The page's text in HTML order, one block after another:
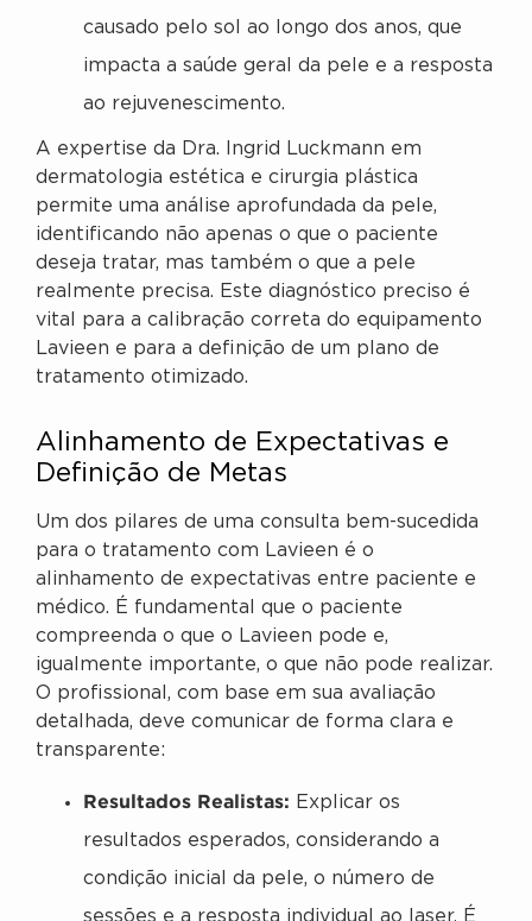
causado pelo sol ao longo dos anos, que
impacta a saúde geral da pele e a resposta
ao rejuvenescimento.
A expertise da Dra. Ingrid Luckmann em
dermatologia estética e cirurgia plástica
permite uma análise aprofundada da pele,
identificando não apenas o que o paciente
deseja tratar, mas também o que a pele
realmente precisa. Este diagnóstico preciso é
vital para a calibração correta do equipamento
Lavieen e para a definição de um plano de
tratamento otimizado.
Alinhamento de Expectativas e
Definição de Metas
Um dos pilares de uma consulta bem-sucedida
para o tratamento com Lavieen é o
alinhamento de expectativas entre paciente e
médico. É fundamental que o paciente
compreenda o que o Lavieen pode e,
igualmente importante, o que não pode realizar.
O profissional, com base em sua avaliação
detalhada, deve comunicar de forma clara e
transparente:
Resultados Realistas: Explicar os
resultados esperados, considerando a
condição inicial da pele, o número de
sessões e a resposta individual ao laser. É